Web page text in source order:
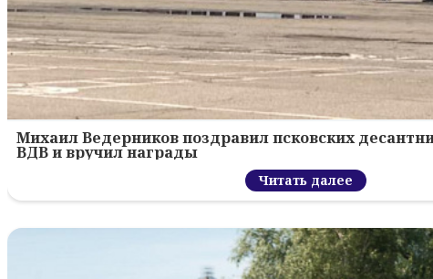
Михаил Ведерников поздравил псковских
ВДВ и вручил награды
Читать далее